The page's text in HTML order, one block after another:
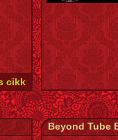
cikk
Beyond Tube